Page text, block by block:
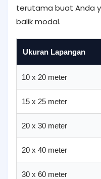
terutama buat Anda
balik modal.
Ukuran Lapangan
10 x 20 meter
15 x 25 meter
20 x 30 meter
20 x 40 meter
30 x 60 meter